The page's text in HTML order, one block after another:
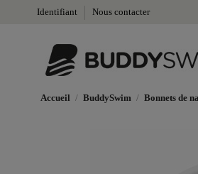
Identifiant Nous contacter
Accueil BuddySwim Bonnets de